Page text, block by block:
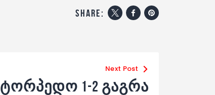
share:
Next Post
ტორპედო 1-2 გაგრა